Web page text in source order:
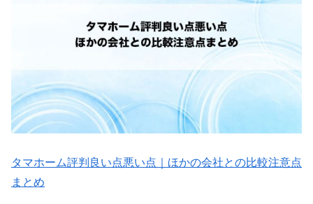
タマホーム評判良い点悪い点｜ほかの会社との比較注意点
まとめ